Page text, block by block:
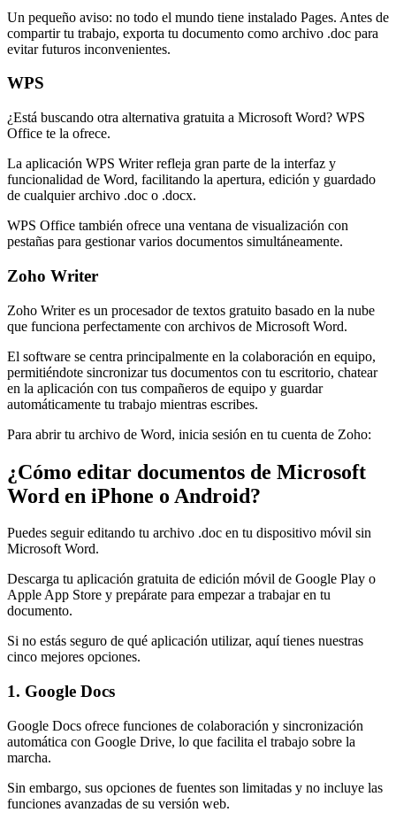
Un pequeño aviso: no todo el mundo tiene instalado Pages. Antes de
compartir tu trabajo, exporta tu documento como archivo .doc para
evitar futuros inconvenientes.
WPS
¿Está buscando otra alternativa gratuita a Microsoft Word? WPS
Office te la ofrece.
La aplicación WPS Writer refleja gran parte de la interfaz y
funcionalidad de Word, facilitando la apertura, edición y guardado
de cualquier archivo .doc o .docx.
WPS Office también ofrece una ventana de visualización con
pestañas para gestionar varios documentos simultáneamente.
Zoho Writer
Zoho Writer es un procesador de textos gratuito basado en la nube
que funciona perfectamente con archivos de Microsoft Word.
El software se centra principalmente en la colaboración en equipo,
permitiéndote sincronizar tus documentos con tu escritorio, chatear
en la aplicación con tus compañeros de equipo y guardar
automáticamente tu trabajo mientras escribes.
Para abrir tu archivo de Word, inicia sesión en tu cuenta de Zoho:
¿Cómo editar documentos de Microsoft
Word en iPhone o Android?
Puedes seguir editando tu archivo .doc en tu dispositivo móvil sin
Microsoft Word.
Descarga tu aplicación gratuita de edición móvil de Google Play o
Apple App Store y prepárate para empezar a trabajar en tu
documento.
Si no estás seguro de qué aplicación utilizar, aquí tienes nuestras
cinco mejores opciones.
1. Google Docs
Google Docs ofrece funciones de colaboración y sincronización
automática con Google Drive, lo que facilita el trabajo sobre la
marcha.
Sin embargo, sus opciones de fuentes son limitadas y no incluye las
funciones avanzadas de su versión web.